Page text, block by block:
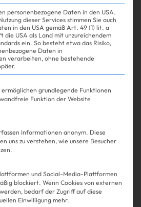
sich bei einer
mit HIV
was du darüber
personenbezogene Daten in den USA.
dieser Services stimmen Sie auch
in den USA gemäß Art. 49 (1) lit. a
die USA als Land mit unzureichendem
ein. So besteht etwa das Risiko,
Daten in
verarbeiten, ohne bestehende
Service-Gruppen, für die
ermöglichen grundlegende Funktionen
Funktion der Website
Informationen anonym. Diese
uns zu verstehen, wie unsere Besucher
und Social-Media-Plattformen
blockiert. Wenn Cookies von externen
bedarf der Zugriff auf diese
Einwilligung mehr.